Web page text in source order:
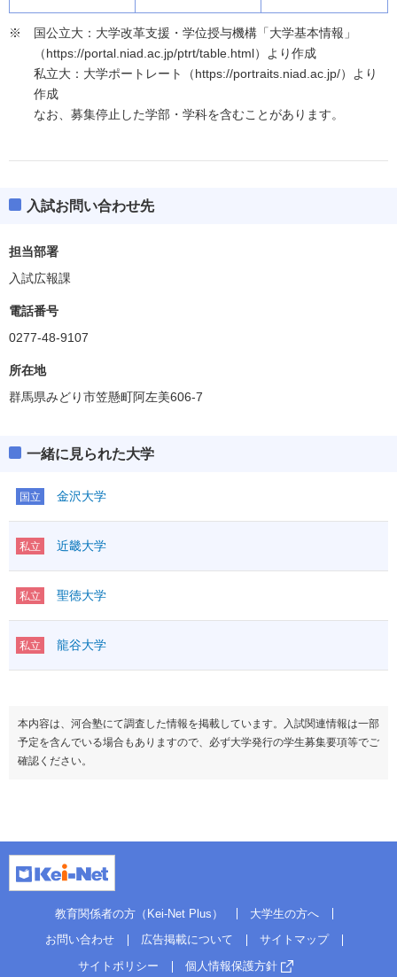
国公立大：大学改革支援・学位授与機構「大学基本情報」
（https://portal.niad.ac.jp/ptrt/table.html）より作成
私立大：大学ポートレート（https://portraits.niad.ac.jp/）より
作成
なお、募集停止した学部・学科を含むことがあります。
入試お問い合わせ先
担当部署
入試広報課
電話番号
0277-48-9107
所在地
群馬県みどり市笠懸町阿左美606-7
一緒に見られた大学
国立 金沢大学
私立 近畿大学
私立 聖徳大学
私立 龍谷大学
本内容は、河合塾にて調査した情報を掲載しています。入試関連情報は一部
予定を含んでいる場合もありますので、必ず大学発行の学生募集要項等でご
確認ください。
教育関係者の方（Kei-Net Plus）
大学生の方へ
お問い合わせ
広告掲載について
サイトマップ
サイトポリシー
個人情報保護方針